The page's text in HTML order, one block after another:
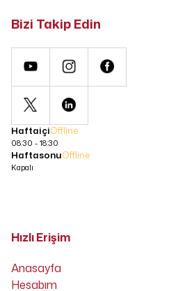
Bizi Takip Edin
HaftaiçiOffline
08:30 - 18:30
HaftasonuOffline
Kapalı
Hızlı Erişim
Anasayfa
Hesabım